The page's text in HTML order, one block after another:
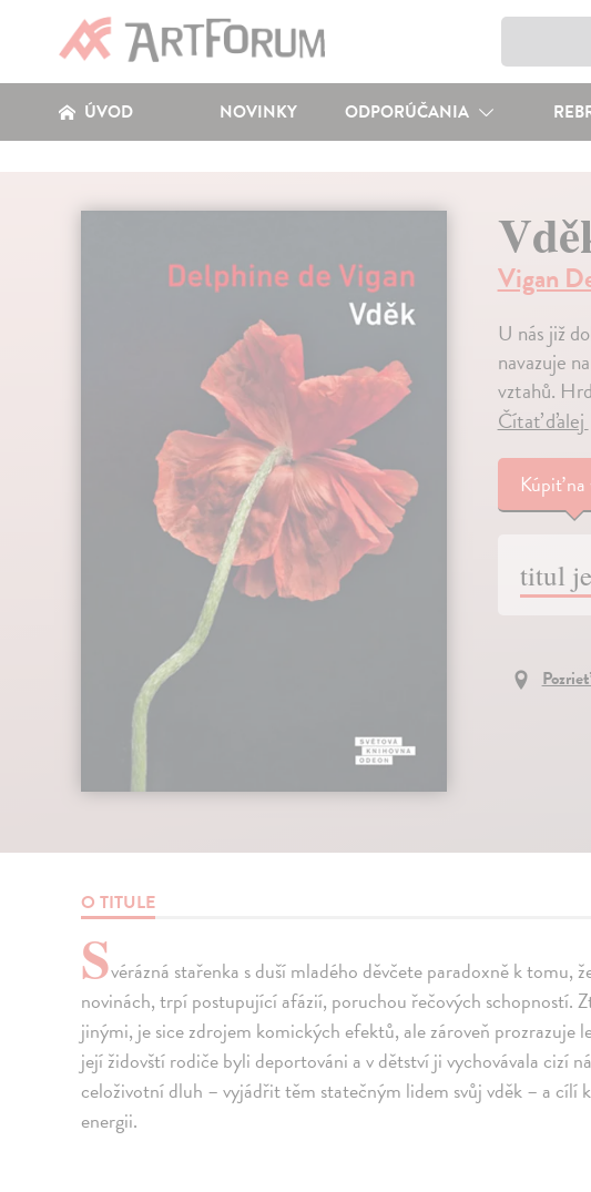
ÚVOD NOVINKY ODPORÚČANIA
Vigan
U nás již
navazuje
vztahů.
Čítať ďalej
Kúpiť
titul
O TITULE
Svérázná stařenka s duší mladého děvčete paradoxně k tomu,
novinách, trpí postupující afázií, poruchou řečových schopností.
jinými, je sice zdrojem komických efektů, ale zároveň prozrazuje
její židovští rodiče byli deportováni a v dětství ji vychovávala cizí
celoživotní dluh – vyjádřit těm statečným lidem svůj vděk – a cílí
energii.